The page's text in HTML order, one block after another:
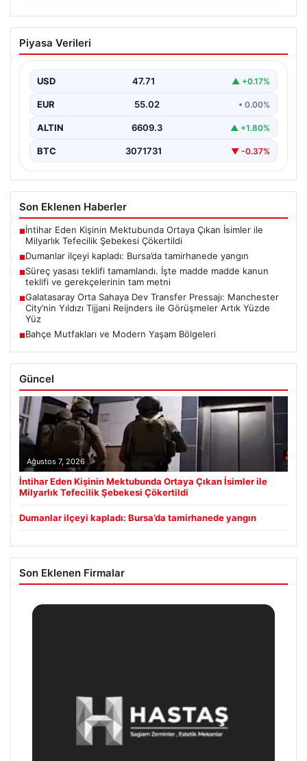
06.08.2026
Dumanlar ilçeyi kapladı: Bursa’da
tamirhanede yangın
Piyasa Verileri
USD 47.71 ▲ +0.17%
EUR 55.02 • 0.00%
ALTIN 6609.3 ▲ +1.80%
BTC 3071731 ▼ -0.37%
Son Eklenen Haberler
■İntihar Eden Kişinin Mektubunda Ortaya Çıkan İsimler ile
Milyarlık Tefecilik Şebekesi Çökertildi
■Dumanlar ilçeyi kapladı: Bursa’da tamirhanede yangın
■Süreç yasası teklifi tamamlandı. İşte madde madde kanun
teklifi ve gerekçelerinin tam metni
■Galatasaray Orta Sahaya Dev Transfer Pressajı: Manchester
City’nin Yıldızı Tijjani Reijnders ile Görüşmeler Artık Yüzde
Yüz
■Bahçe Mutfakları ve Modern Yaşam Bölgeleri
Güncel
Ağustos 7, 2026
İntihar Eden Kişinin Mektubunda Ortaya Çıkan İsimler ile
Milyarlık Tefecilik Şebekesi Çökertildi
Dumanlar ilçeyi kapladı: Bursa’da tamirhanede yangın
Son Eklenen Firmalar